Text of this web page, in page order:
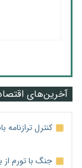
آخرین‌های
کنترل
جنگ با تورم